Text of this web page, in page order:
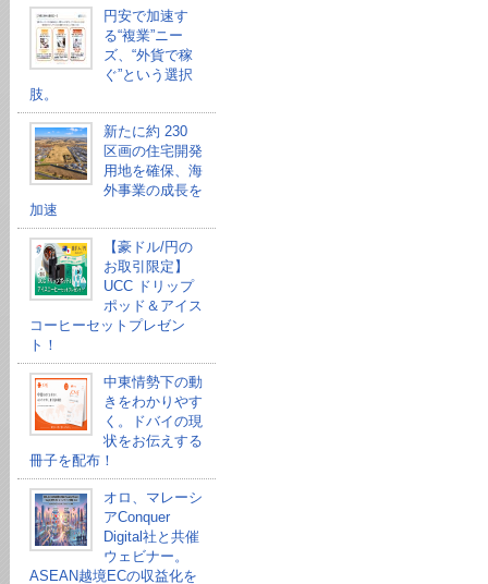
円安で加速す
る“複業”ニー
ズ、“外貨で稼
ぐ”という選択
肢。
新たに約 230
区画の住宅開発
用地を確保、海
外事業の成長を
加速
【豪ドル/円の
お取引限定】
UCC ドリップ
ポッド＆アイス
コーヒーセットプレゼン
ト！
中東情勢下の動
きをわかりやす
く。ドバイの現
状をお伝えする
冊子を配布！
オロ、マレーシ
アConquer
Digital社と共催
ウェビナー。
ASEAN越境ECの収益化を